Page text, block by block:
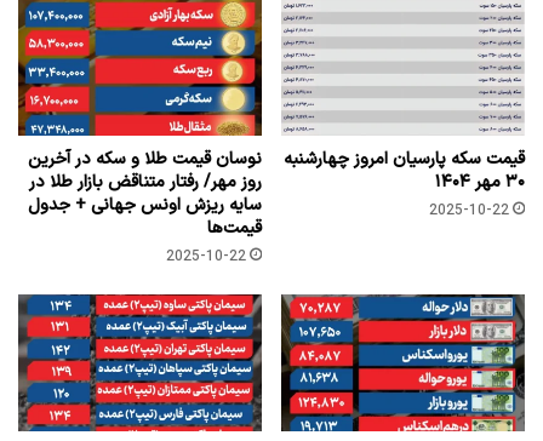
قیمت سکه پارسیان امروز چهارشنبه
۳۰ مهر ۱۴۰۴
2025-10-22
نوسان قیمت طلا و سکه در آخرین
روز مهر/ رفتار متناقض بازار طلا در
سایه ریزش اونس جهانی + جدول
قیمت‌ها
2025-10-22